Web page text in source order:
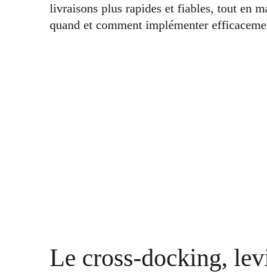
livraisons plus rapides et fiables, tout en
quand et comment implémenter
Le cross-docking,